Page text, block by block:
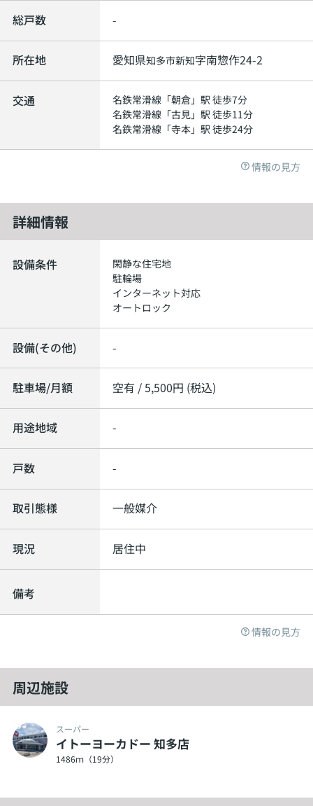
総戸数 -
所在地 愛知県知多市新知字南惣作24-2
交通 名鉄常滑線 「朝倉」駅 徒歩7分
名鉄常滑線 「古見」駅 徒歩11分
名鉄常滑線 「寺本」駅 徒歩24分
情報の見方
詳細情報
設備条件
閑静な住宅地
駐輪場
インターネット対応
オートロック
設備(その他) -
駐車場/月額 空有 / 5,500円 (税込)
用途地域 -
戸数 -
取引態様 一般媒介
現況 居住中
備考
情報の見方
周辺施設
スーパー
イトーヨーカドー 知多店
1486ｍ（19分）